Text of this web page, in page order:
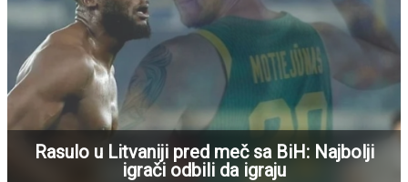
Rasulo u Litvaniji pred meč sa BiH: Najbolji
igrači odbili da igraju